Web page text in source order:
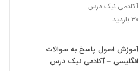
آکادمی نیک درس
۳۰ بازدید
آموزش اصول پاسخ به سوالات
انگلیسی – آکادمی نیک درس